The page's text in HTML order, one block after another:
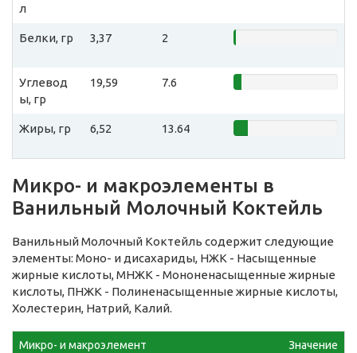
л
Белки, гр 3,37 2
Углевод
ы, гр
19,59 7.6
Жиры, гр 6,52 13.64
Микро- и макроэлементы в
Ванильный Молочный Коктейль
Ванильный Молочный Коктейль содержит следующие
элементы: Моно- и дисахариды, НЖК - Насыщенные
жирные кислоты, МНЖК - Мононенасыщенные жирные
кислоты, ПНЖК - Полиненасыщенные жирные кислоты,
Холестерин, Натрий, Калий.
Микро- и макроэлемент Значение